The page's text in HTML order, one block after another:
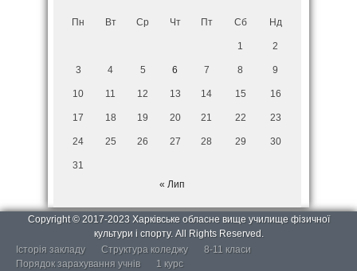
Пн Вт Ср Чт Пт Сб Нд
1 2
3 4 5 6 7 8 9
10 11 12 13 14 15 16
17 18 19 20 21 22 23
24 25 26 27 28 29 30
31
« Лип
Copyright © 2017-2023 Харківське обласне вище училище фізичної
культури і спорту. All Rights Reserved.
Історія закладу
Структура коледжу
8-11 класи
Порядок зарахування учнів
1 курс